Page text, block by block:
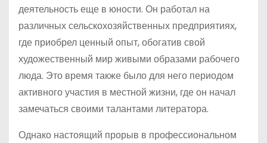
деятельность еще в юности. Он работал на
различных сельскохозяйственных предприятиях,
где приобрел ценный опыт, обогатив свой
художественный мир живыми образами рабочего
люда. Это время также было для него периодом
активного участия в местной жизни, где он начал
замечаться своими талантами литератора.
Однако настоящий прорыв в профессиональном